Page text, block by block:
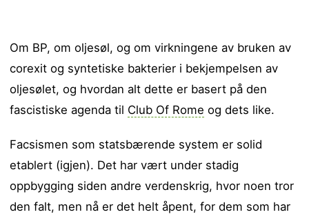
Om BP, om oljesøl, og om virkningene av bruken av
corexit og syntetiske bakterier i bekjempelsen av
oljesølet, og hvordan alt dette er basert på den
fascistiske agenda til Club Of Rome og dets like.
Facsismen som statsbærende system er solid
etablert (igjen). Det har vært under stadig
oppbygging siden andre verdenskrig, hvor noen tror
den falt, men nå er det helt åpent, for dem som har